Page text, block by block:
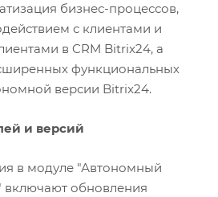
бизнес-процессов,
с клиентами и
в CRM Bitrix24, а
функциональных
версии Bitrix24.
и версий
в модуле "Автономный
включают обновления